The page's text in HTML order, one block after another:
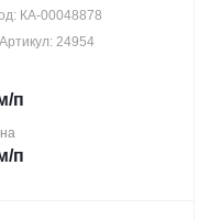
КА-00048878
Артикул: 24954
п
п